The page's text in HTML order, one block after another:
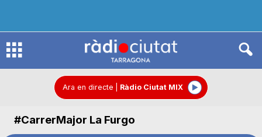
R
d
Ara en directe Ràdio Ciutat MIX
#CarrerMajor La Furgo